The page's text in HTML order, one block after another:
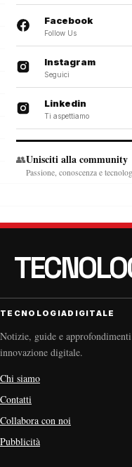
Facebook
Follow Us
Instagram
Seguici
Linkedin
Ti aspettiamo
👥Unisciti alla community
Passione, conoscenza e
TECNOLOGIADIGITALE
Notizie, guide e
innovazione digitale.
Chi siamo
Contatti
Collabora con noi
Pubblicità